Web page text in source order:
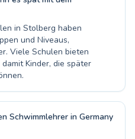
in Stolberg haben
und Niveaus,
Viele Schulen bieten
Kinder, die später
Schwimmlehrer in Germany